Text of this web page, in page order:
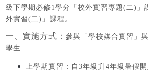
級下學期必修1學分「校外實習專題(二)」
外實習(二)」課程。
一、實施方式：參與「學校媒合實習」
學生
上學期實習：自3年級升4年級暑假